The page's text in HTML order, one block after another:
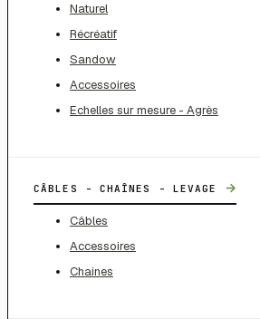
Naturel
Récréatif
Sandow
Accessoires
Echelles sur mesure - Agrès
CÂBLES - CHAÎNES - LEVAGE →
Câbles
Accessoires
Chaines